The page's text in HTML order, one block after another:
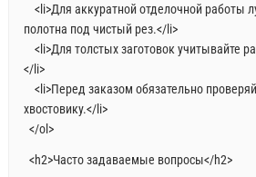
<li>Для аккуратной отделочной работы
полотна под чистый рез.</li>
<li>Для толстых заготовок учитывайте
</li>
<li>Перед заказом обязательно
хвостовику.</li>
</ol>
<h2>Часто задаваемые вопросы</h2>